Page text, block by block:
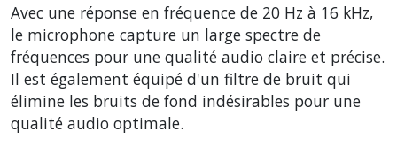
Avec une réponse en fréquence de 20 Hz à 16 kHz,
le microphone capture un large spectre de
fréquences pour une qualité audio claire et précise.
Il est également équipé d'un filtre de bruit qui
élimine les bruits de fond indésirables pour une
qualité audio optimale.